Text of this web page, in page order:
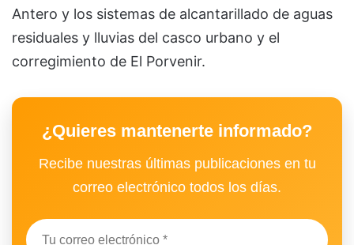
Antero y los sistemas de alcantarillado de aguas
residuales y lluvias del casco urbano y el
corregimiento de El Porvenir.
¿Quieres mantenerte informado?
Recibe nuestras últimas publicaciones en tu
correo electrónico todos los días.